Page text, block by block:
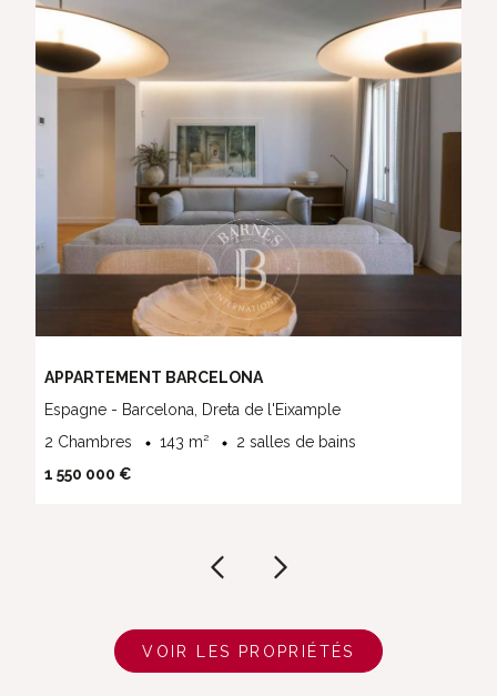
APPARTEMENT BARCELONA
Espagne - Barcelona, Dreta de l'Eixample
2 Chambres
143 m²
2 salles de bains
1 550 000 €
VOIR LES PROPRIÉTÉS